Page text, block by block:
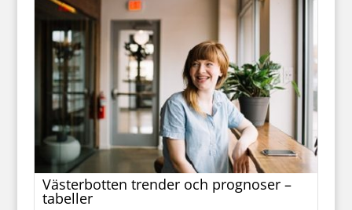
Västerbotten trender och prognoser –
tabeller